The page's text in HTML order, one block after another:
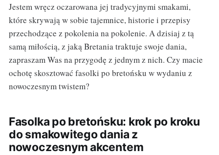
Jestem wręcz oczarowana jej tradycyjnymi smakami,
które skrywają w sobie tajemnice, historie i przepisy
przechodzące z pokolenia na pokolenie. A dzisiaj z tą
samą miłością, z jaką Bretania traktuje swoje dania,
zapraszam Was na przygodę z jednym z nich. Czy macie
ochotę skosztować fasolki po bretońsku w wydaniu z
nowoczesnym twistem?
Fasolka po bretońsku: krok po kroku
do smakowitego dania z
nowoczesnym akcentem